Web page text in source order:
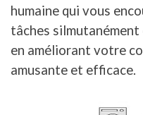
humaine qui vous
tâches silmutanément
en améliorant votre
amusante et efficace.